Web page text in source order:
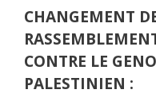
CHANGEMENT
CONTRE LE
PALESTINIEN :